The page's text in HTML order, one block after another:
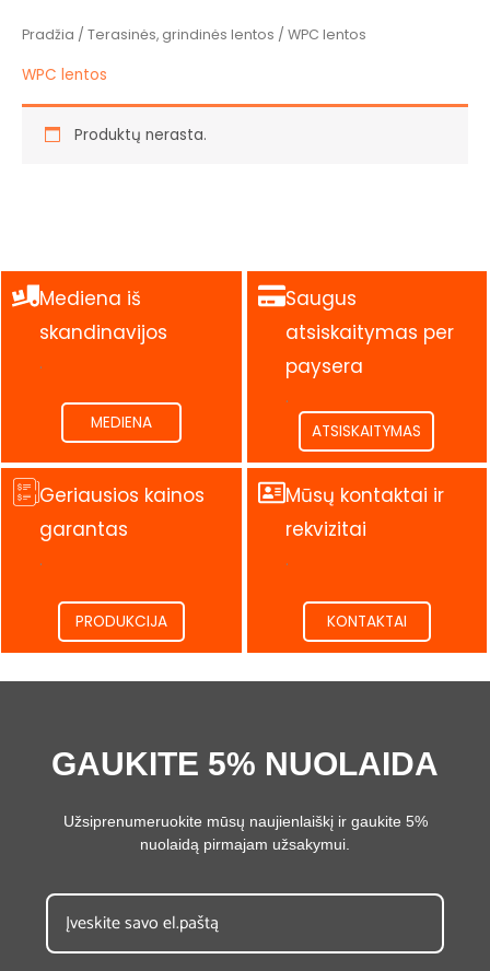
Pradžia / Terasinės, grindinės lentos / WPC lentos
WPC lentos
Produktų nerasta.
Mediena iš
skandinavijos
.
MEDIENA
Saugus
atsiskaitymas per
paysera
.
ATSISKAITYMAS
Geriausios kainos
garantas
.
PRODUKCIJA
Mūsų kontaktai ir
rekvizitai
.
KONTAKTAI
GAUKITE 5% NUOLAIDA
Užsiprenumeruokite mūsų naujienlaiškį ir gaukite 5%
nuolaidą pirmajam užsakymui.